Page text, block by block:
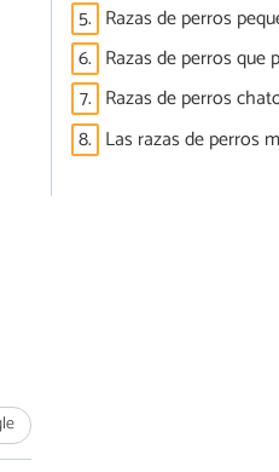
5. Razas de perros
6. Razas de perros que
7. Razas de perros
8. Las razas de perros